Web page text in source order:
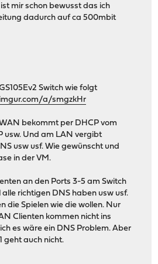
mir schon bewusst das ich
dadurch auf ca 500mbit
Switch wie folgt
a/smgzkHr
bekommt per DHCP vom
usw. Und am LAN vergibt
usw usf. Wie gewünscht und
in der VM.
an den Ports 3-5 am Switch
richtigen DNS haben usw usf.
die Spielen wie die wollen. Nur
Clienten kommen nicht ins
es wäre ein DNS Problem. Aber
geht auch nicht.